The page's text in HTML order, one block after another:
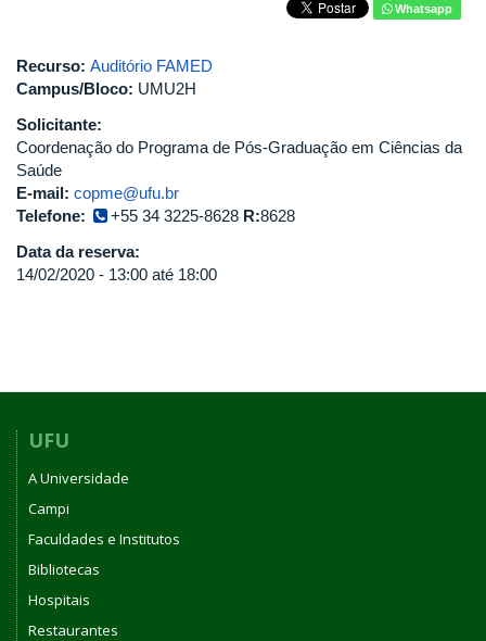
Whatsapp
Recurso: Auditório FAMED
Campus/Bloco: UMU2H
Solicitante:
Coordenação do Programa de Pós-Graduação em Ciências da
Saúde
E-mail: copme@ufu.br
Telefone:
+55 34 3225-8628 R:8628
Data da reserva:
14/02/2020 - 13:00 até 18:00
UFU
A Universidade
Campi
Faculdades e Institutos
Bibliotecas
Hospitais
Restaurantes